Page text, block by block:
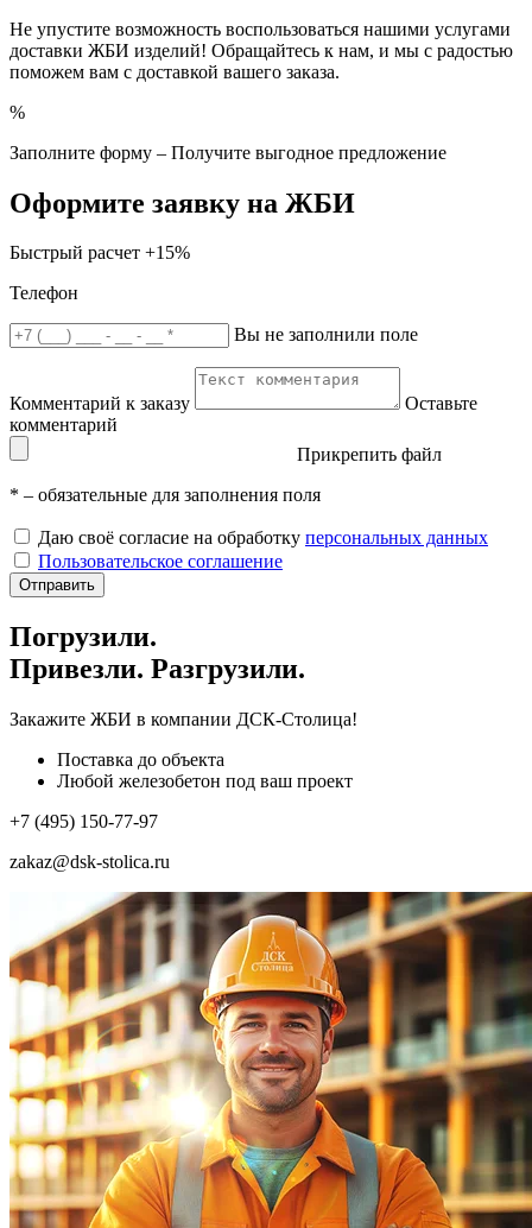
Не упустите возможность воспользоваться нашими услугами
доставки ЖБИ изделий! Обращайтесь к нам, и мы с радостью
поможем вам с доставкой вашего заказа.
%
Заполните форму – Получите выгодное предложение
Оформите заявку на ЖБИ
Быстрый расчет +15%
Телефон
Вы не заполнили поле
Комментарий к заказу
Оставьте
комментарий
Прикрепить файл
* – обязательные для заполнения поля
Даю своё согласие на обработку персональных данных
Пользовательское соглашение
Отправить
Погрузили.
Привезли. Разгрузили.
Закажите ЖБИ в компании ДСК-Столица!
Поставка до объекта
Любой железобетон под ваш проект
+7 (495) 150-77-97
zakaz@dsk-stolica.ru